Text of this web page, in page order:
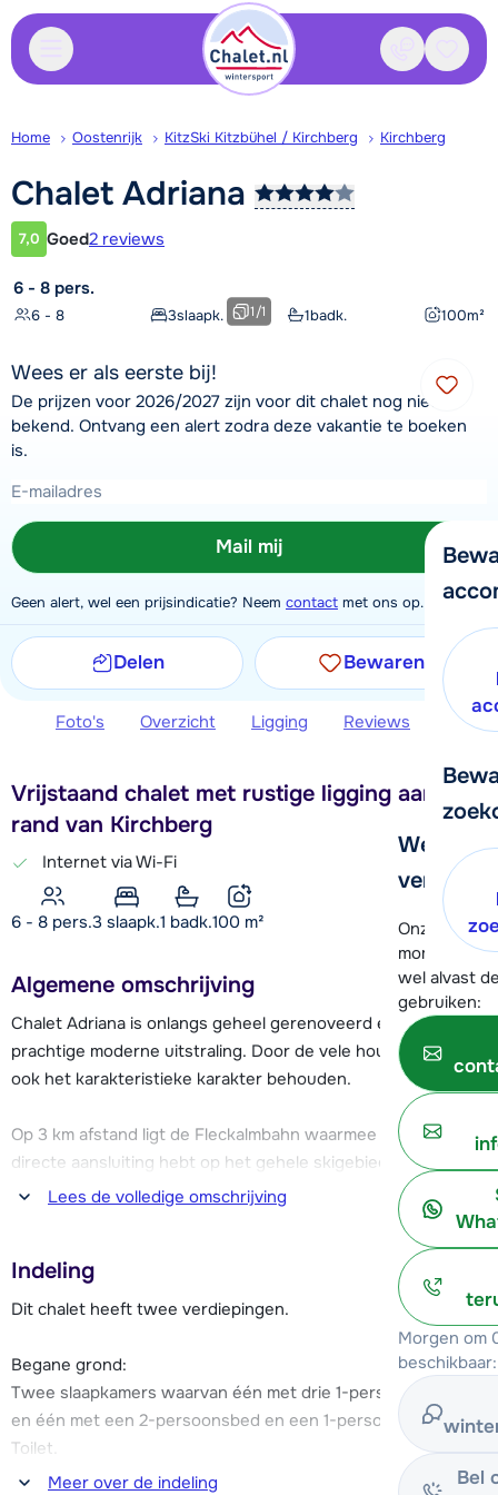
Contact
We
verder!
Onze
moment
wel alvast
gebruiken:
Morgen om
beschikbaar:
Bel
Home Oostenrijk KitzSki Kitzbühel / Kirchberg Kirchberg
Chalet Adriana
Klantwaardering
7,0 Goed2 reviews
6 - 8 pers.
6 - 8 3slaapk. 1badk. 100m²
1/1
Wees er als eerste bij!
De prijzen voor 2026/2027 zijn voor dit chalet nog niet
bekend. Ontvang een alert zodra deze vakantie te boeken
is.
Mail mij
Geen alert, wel een prijsindicatie? Neem contact met ons op.
Delen Bewaren
Foto's Overzicht Ligging Reviews
Vrijstaand chalet met rustige ligging aan de
rand van Kirchberg
Internet via Wi-Fi
6 - 8 pers.3 slaapk.1 badk.100 m²
Algemene omschrijving
Chalet Adriana is onlangs geheel gerenoveerd en heeft een
prachtige moderne uitstraling. Door de vele houtaccenten is
ook het karakteristieke karakter behouden.
Op 3 km afstand ligt de Fleckalmbahn waarmee je een
directe aansluiting hebt op het gehele skigebied van Kitzski
Kitzbühel Kirchberg. De gratis skibus stopt op ca. 100 meter
Het gezellige centrum van Kirchberg, met vele restaurants,
bars, supermarkten en een zeer levendige après-ski, ligt op
Chalet Adriana beschikt over twee parkeerplaatsen onder
de carport.
Lees de volledige omschrijving
Indeling
Dit chalet heeft twee verdiepingen.
Begane grond:
Twee slaapkamers waarvan één met drie 1-persoonsbedden
en één met een 2-persoonsbed en een 1-persoonsbed.
Toilet.
Meer over de indeling